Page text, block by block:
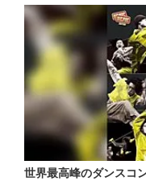
世界最高峰のダンスコ